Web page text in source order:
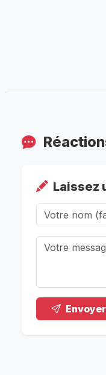
Laissez